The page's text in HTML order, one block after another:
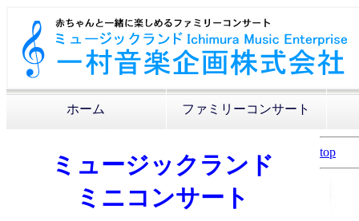
ホーム ファミリーコンサート
ミュージックランド
ミニコンサート
top